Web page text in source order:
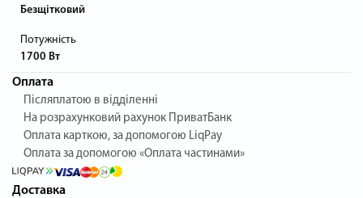
Безщітковий
Потужність
1700 Вт
Оплата
Післяплатою в відділенні
На розрахунковий рахунок ПриватБанк
Оплата карткою, за допомогою LiqPay
Оплата за допомогою «Оплата частинами»
Доставка